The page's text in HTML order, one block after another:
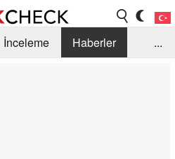
İnceleme
Haberler
...